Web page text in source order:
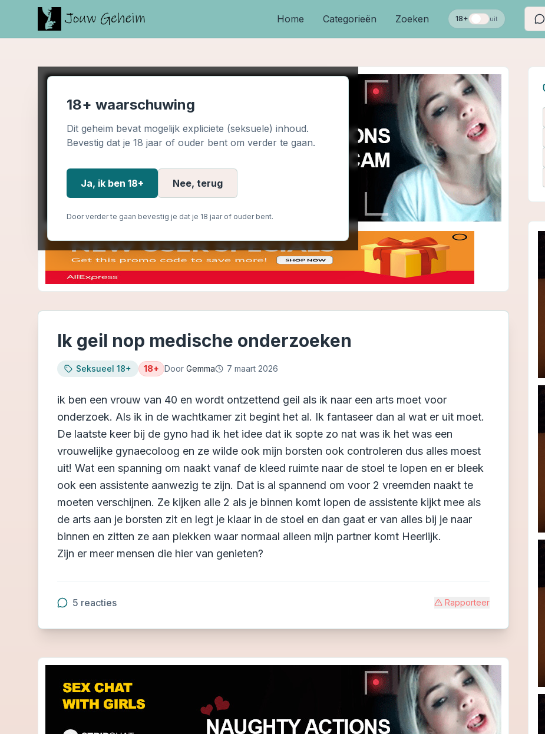
Home Categorieën Zoeken 18+ uit
18+ waarschuwing
Dit geheim bevat mogelijk expliciete (seksuele) inhoud.
Bevestig dat je 18 jaar of ouder bent om verder te gaan.
Ja, ik ben 18+ Nee, terug
Door verder te gaan bevestig je dat je 18 jaar of ouder bent.
Ik geil nop medische onderzoeken
Seksueel 18+ 18+ Door Gemma 7 maart 2026
ik ben een vrouw van 40 en wordt ontzettend geil als ik naar een arts moet voor
onderzoek. Als ik in de wachtkamer zit begint het al. Ik fantaseer dan al wat er uit moet.
De laatste keer bij de gyno had ik het idee dat ik sopte zo nat was ik het was een
vrouwelijke gynaecoloog en ze wilde ook mijn borsten ook controleren dus alles moest
uit! Wat een spanning om naakt vanaf de kleed ruimte naar de stoel te lopen en er bleek
ook een assistente aanwezig te zijn. Dat is al spannend om voor 2 vreemden naakt te
moeten verschijnen. Ze kijken alle 2 als je binnen komt lopen de assistente kijkt mee als
de arts aan je borsten zit en legt je klaar in de stoel en dan gaat er van alles bij je naar
binnen en zitten ze aan plekken waar normaal alleen mijn partner komt Heerlijk.
Zijn er meer mensen die hier van genieten?
5 reacties Rapporteer